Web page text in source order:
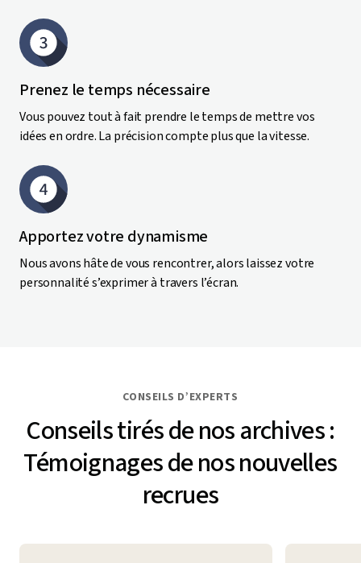
Prenez le temps nécessaire
Vous pouvez tout à fait prendre le temps de mettre vos
idées en ordre. La précision compte plus que la vitesse.
Apportez votre dynamisme
Nous avons hâte de vous rencontrer, alors laissez votre
personnalité s’exprimer à travers l’écran.
CONSEILS D’EXPERTS
Conseils tirés de nos archives :
Témoignages de nos nouvelles
recrues